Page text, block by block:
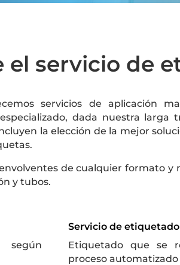
el servicio de
servicios de aplicación
dada nuestra larga
la elección de la mejor
de cualquier formato y
y tubos.
según
Servicio de
Etiquetado que se
proceso